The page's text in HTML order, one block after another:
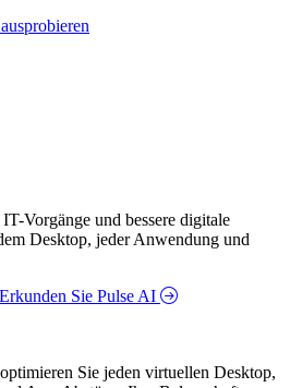
Vorgänge und bessere digitale
Desktop, jeder Anwendung und
Erkunden Sie Pulse AI
Sie jeden virtuellen Desktop,